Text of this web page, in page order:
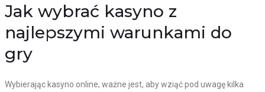
Jak wybrać kasyno z
najlepszymi warunkami do
gry
Wybierając kasyno online, ważne jest, aby wziąć pod uwagę kilka